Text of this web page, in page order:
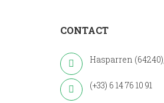
CONTACT
Hasparren
(+33) 6 14 76 10 91